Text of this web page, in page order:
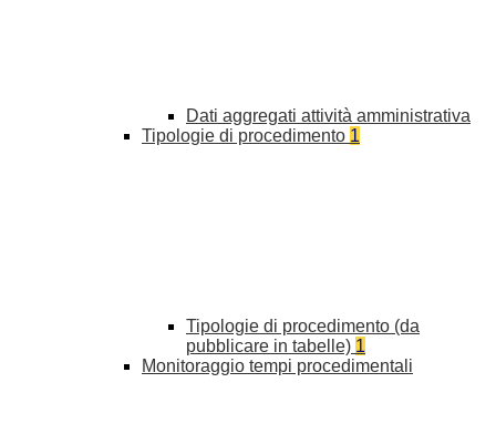
Dati aggregati attività amministrativa
Tipologie di procedimento 1
Tipologie di procedimento (da
pubblicare in tabelle) 1
Monitoraggio tempi procedimentali